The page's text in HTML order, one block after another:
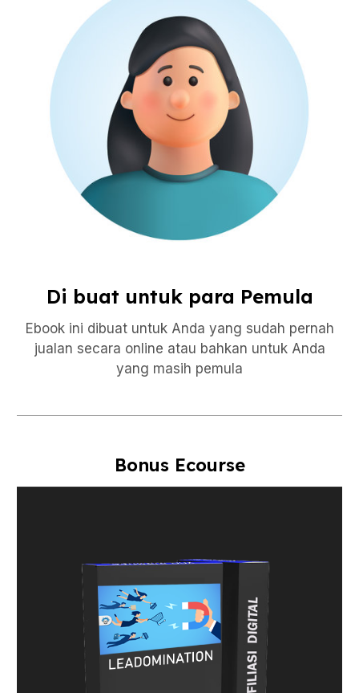
Di buat untuk para Pemula
Ebook ini dibuat untuk Anda yang sudah pernah
jualan secara online atau bahkan untuk Anda
yang masih pemula
Bonus Ecourse